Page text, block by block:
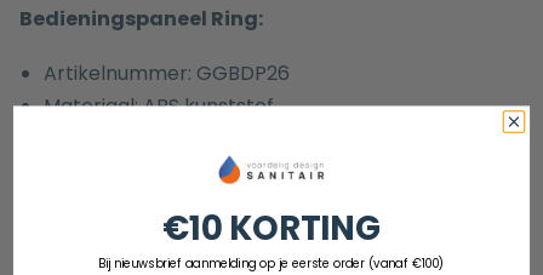
Bedieningspaneel Ring:
Artikelnummer: GGBDP26
Materiaal: ABS kunststof
Bediening: tweeknops, frontbediening
Garantie: 5 jaar€10 KORTING
Bij nieuwsbrief aanmelding op je eerste order (vanaf €100)